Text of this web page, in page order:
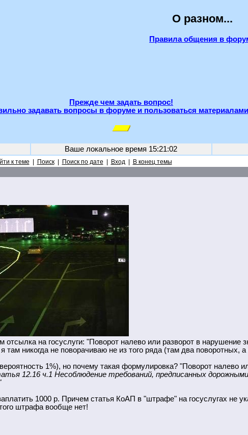
О разном...
Правила общения в
Прежде чем задать вопрос!
задавать вопросы в форуме и пользоваться материалами
Ваше локальное время 15:21:02
к теме Поиск| Поиск по дате Вход| В конец темы
отсылка на госуслуги: "Поворот налево или разворот в нарушение
там никогда не поворачиваю не из того ряда (там два поворотных, а
1%), но почему такая формулировка? "Поворот налево
12.16 ч.1 Несоблюдение требований, предписанных дорожными
1000 р. Причем статья КоАП в "штрафе" на госуслугах не
штрафа вообще нет!